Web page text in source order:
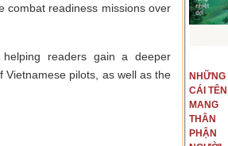
combat readiness missions over
readers gain a deeper
Vietnamese pilots, as well as the
Là người đi dọc biên giới phía
Bắc, tôi có thế mạnh khi hình
NHỮNG
CÁI TÊN
MANG
THÂN
PHẬN